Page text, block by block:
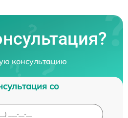
консультацию
со